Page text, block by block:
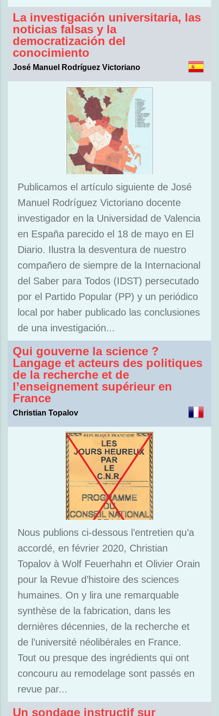
La investigación universitaria, las
noticias falsas y la
democratización del
conocimiento
José Manuel Rodríguez Victoriano
Publicamos el artículo siguiente de José
Manuel Rodríguez Victoriano docente
investigador en la Universidad de Valencia
en España parecido el 18 de mayo en El
Diario. Ilustra la desventura de nuestro
compañero de siempre de la Internacional
del Saber para Todos (IDST) persecutado
por el Partido Popular (PP) y un periódico
local por haber publicado las conclusiones
de una investigación...
Qui gouverne la science ?
Langage et acteurs des politiques
de la recherche et de
l’enseignement supérieur en
France
Christian Topalov
Nous publions ci-dessous l’entretien qu’a
accordé, en février 2020, Christian
Topalov à Wolf Feuerhahn et Olivier Orain
pour la Revue d’histoire des sciences
humaines. On y lira une remarquable
synthèse de la fabrication, dans les
dernières décennies, de la recherche et
de l’université néolibérales en France.
Tout ou presque des ingrédients qui ont
concouru au remodelage sont passés en
revue par...
Un sondage instructif sur